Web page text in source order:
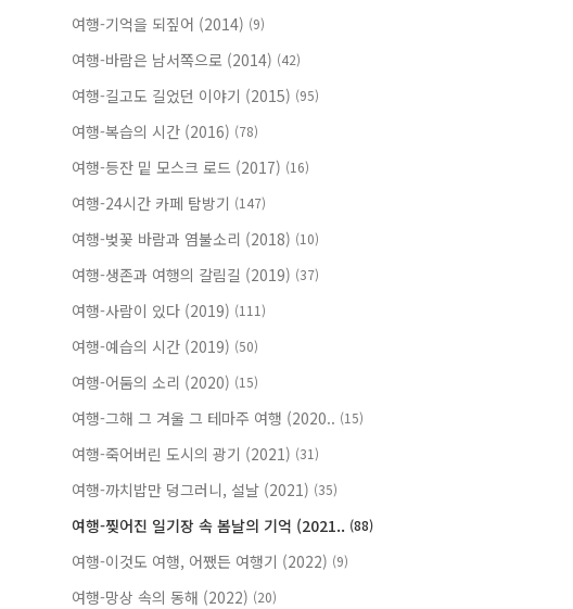
여행-기억을 되짚어 (2014) (9)
여행-바람은 남서쪽으로 (2014) (42)
여행-길고도 길었던 이야기 (2015) (95)
여행-복습의 시간 (2016) (78)
여행-등잔 밑 모스크 로드 (2017) (16)
여행-24시간 카페 탐방기 (147)
여행-벚꽃 바람과 염불소리 (2018) (10)
여행-생존과 여행의 갈림길 (2019) (37)
여행-사람이 있다 (2019) (111)
여행-예습의 시간 (2019) (50)
여행-어둠의 소리 (2020) (15)
여행-그해 그 겨울 그 테마주 여행 (2020.. (15)
여행-죽어버린 도시의 광기 (2021) (31)
여행-까치밥만 덩그러니, 설날 (2021) (35)
여행-찢어진 일기장 속 봄날의 기억 (2021.. (88)
여행-이것도 여행, 어쨌든 여행기 (2022) (9)
여행-망상 속의 동해 (2022) (20)